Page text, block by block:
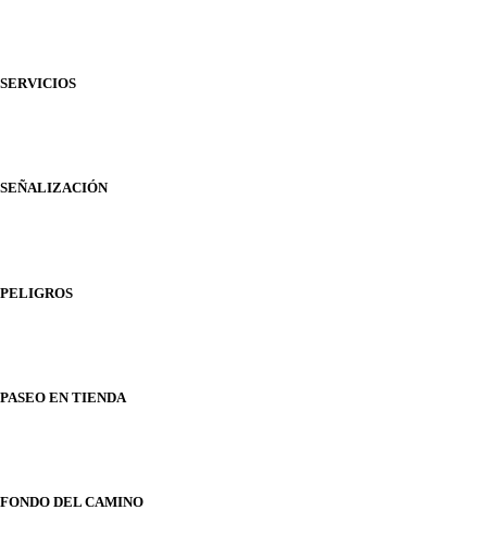
SERVICIOS
SEÑALIZACIÓN
PELIGROS
PASEO EN TIENDA
FONDO DEL CAMINO